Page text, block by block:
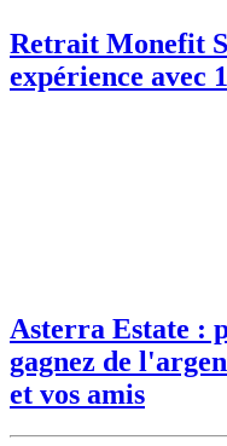
Retrait Monefit
expérience avec
Asterra Estate :
gagnez de
et vos amis